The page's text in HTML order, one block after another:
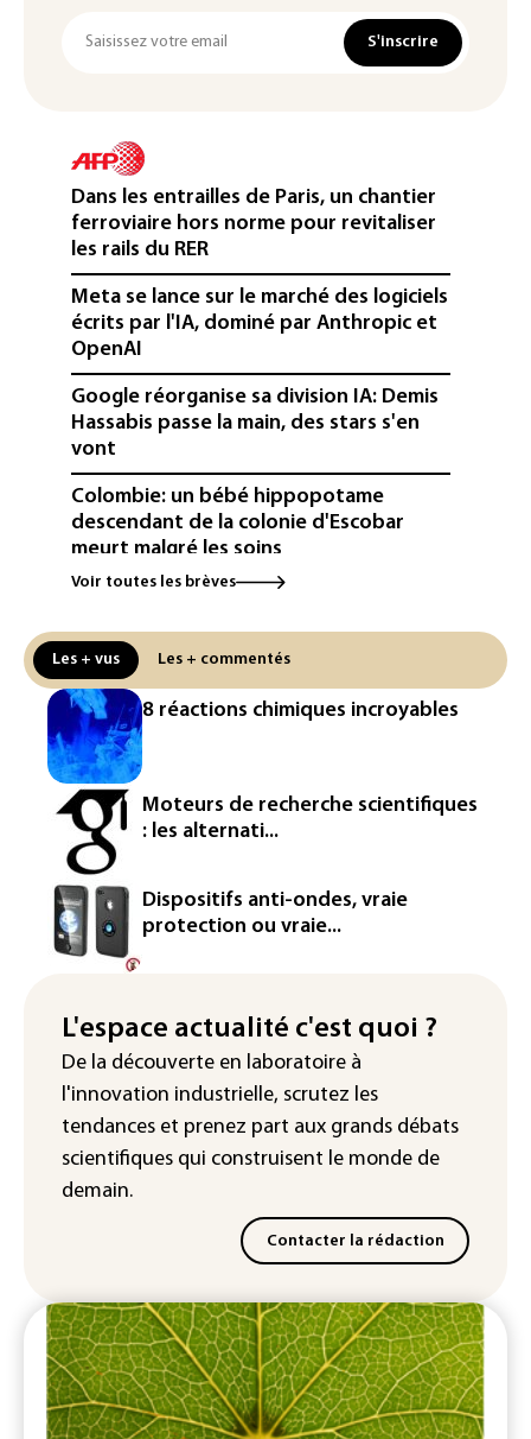
S'inscrire
Dans les entrailles de Paris, un chantier
ferroviaire hors norme pour revitaliser
les rails du RER
Meta se lance sur le marché des logiciels
écrits par l'IA, dominé par Anthropic et
OpenAI
Google réorganise sa division IA: Demis
Hassabis passe la main, des stars s'en
vont
Colombie: un bébé hippopotame
descendant de la colonie d'Escobar
meurt malgré les soins
Éclipse: une baisse temporaire de la
attendue en Europe
L'Autriche bat son record absolu de
chaleur pour le deuxième jour d'affilée
Inde : Meta sommé de s'excuser après
le retrait d'une vidéo de Modi
La défense, voie de diversification pour
un secteur automobile à la peine
France : prison avec sursis et
"bannissement numérique" pour deux
streamers jugés pour des violences et
IA : Mythos 5 d'Anthropic crée de
fausses identités lors d'un test au
Royaume-Uni
Voir toutes les brèves
Les + vus Les + commentés
8 réactions chimiques incroyables
Moteurs de recherche scientifiques
: les alternati...
Dispositifs anti-ondes, vraie
protection ou vraie...
L'espace actualité c'est quoi ?
De la découverte en laboratoire à
l'innovation industrielle, scrutez les
tendances et prenez part aux grands débats
scientifiques qui construisent le monde de
demain.
Contacter la rédaction